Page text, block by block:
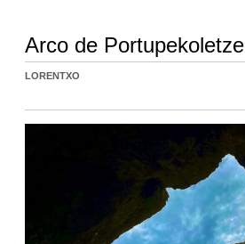
Arco de Portupekoletze
LORENTXO